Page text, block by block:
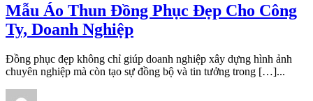
Mẫu Áo Thun Đồng Phục Đẹp Cho Công
Ty, Doanh Nghiệp
Đồng phục đẹp không chỉ giúp doanh nghiệp xây dựng hình ảnh
chuyên nghiệp mà còn tạo sự đồng bộ và tin tưởng trong […]...